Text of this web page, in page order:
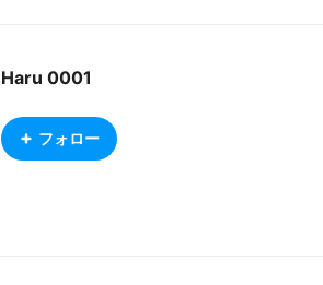
Haru 0001
フォロー